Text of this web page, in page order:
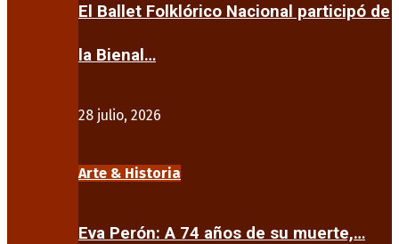
El Ballet Folklórico Nacional participó de
la Bienal…
28 julio, 2026
Arte & Historia
Eva Perón: A 74 años de su muerte,…